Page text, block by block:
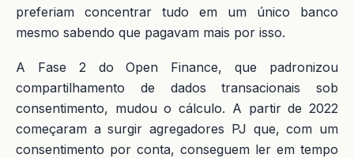
preferiam concentrar tudo em um único banco
mesmo sabendo que pagavam mais por isso.
A Fase 2 do Open Finance, que padronizou
compartilhamento de dados transacionais sob
consentimento, mudou o cálculo. A partir de 2022
começaram a surgir agregadores PJ que, com um
consentimento por conta, conseguem ler em tempo